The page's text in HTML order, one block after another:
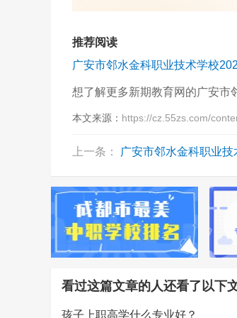
推荐阅读
广安市邻水金科职业技术学校
想了解更多新期教育网的广安市
本文来源： https://cz.55zs.com/
上一条： 广安市邻水金科职业
看过这篇文章的人还看了以下
孩子上职高学什么专业好？